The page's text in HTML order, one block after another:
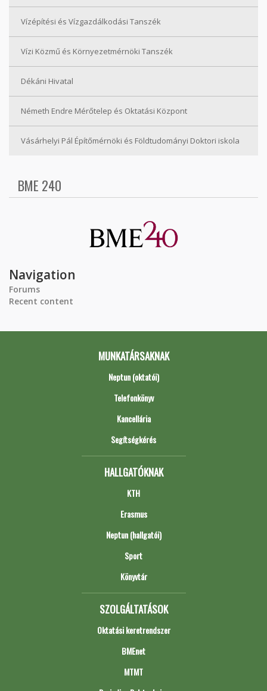
Vízépítési és Vízgazdálkodási Tanszék
Vízi Közmű és Környezetmérnöki Tanszék
Dékáni Hivatal
Németh Endre Mérőtelep és Oktatási Központ
Vásárhelyi Pál Építőmérnöki és Földtudományi Doktori iskola
BME 240
Navigation
Forums
Recent content
MUNKATÁRSAKNAK
Neptun (oktatói)
Telefonkönyv
Kancellária
Segítségkérés
HALLGATÓKNAK
KTH
Erasmus
Neptun (hallgatói)
Sport
Könyvtár
SZOLGÁLTATÁSOK
Oktatási keretrendszer
BMEnet
MTMT